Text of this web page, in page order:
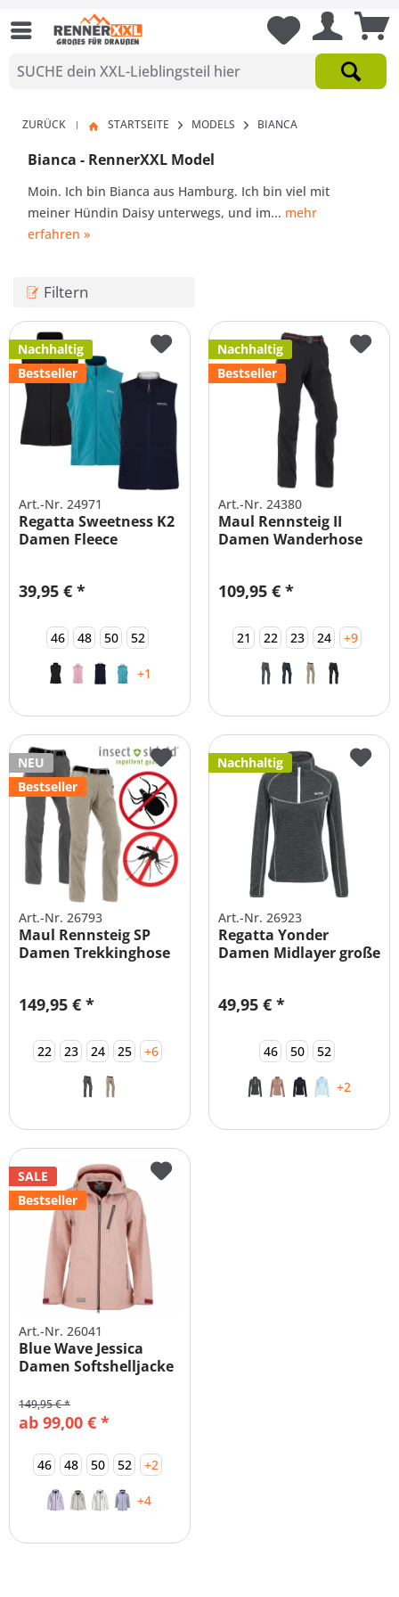
ZURÜCK | STARTSEITE MODELS BIANCA
Bianca - RennerXXL Model
Moin. Ich bin Bianca aus Hamburg. Ich bin viel mit
meiner Hündin Daisy unterwegs, und im... mehr
erfahren »
Filtern
Nachhaltig
Bestseller
Art.-Nr. 24971
Regatta Sweetness K2
Damen Fleece
39,95 € *
46 48 50 52
+1
Nachhaltig
Bestseller
Art.-Nr. 24380
Maul Rennsteig II
Damen Wanderhose
109,95 € *
21 22 23 24 +9
NEU
Bestseller
Art.-Nr. 26793
Maul Rennsteig SP
Damen Trekkinghose
149,95 € *
22 23 24 25 +6
Nachhaltig
Art.-Nr. 26923
Regatta Yonder
Damen Midlayer große
49,95 € *
46 50 52
+2
SALE
Bestseller
Art.-Nr. 26041
Blue Wave Jessica
Damen Softshelljacke
ab 99,00 € *
149,95 € *
46 48 50 52 +2
+4